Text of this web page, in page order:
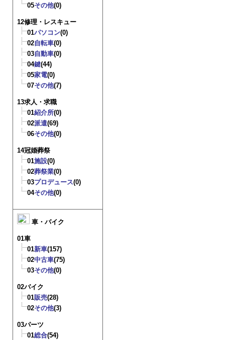
05その他(0)
12修理・レスキュー
01パソコン(0)
02自転車(0)
03自動車(0)
04鍵(44)
05家電(0)
07その他(7)
13求人・求職
01紹介所(0)
02派遣(69)
06その他(0)
14冠婚葬祭
01施設(0)
02葬祭業(0)
03プロデュース(0)
04その他(0)
車・バイク
01車
01新車(157)
02中古車(75)
03その他(0)
02バイク
01販売(28)
02その他(3)
03パーツ
01総合(54)